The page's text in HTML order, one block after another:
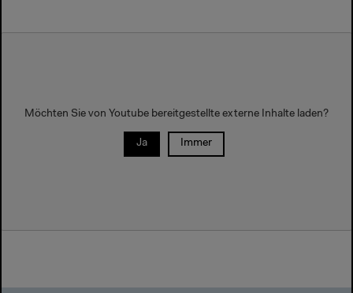
Möchten Sie von Youtube bereitgestellte externe Inhalte laden?
Ja Immer